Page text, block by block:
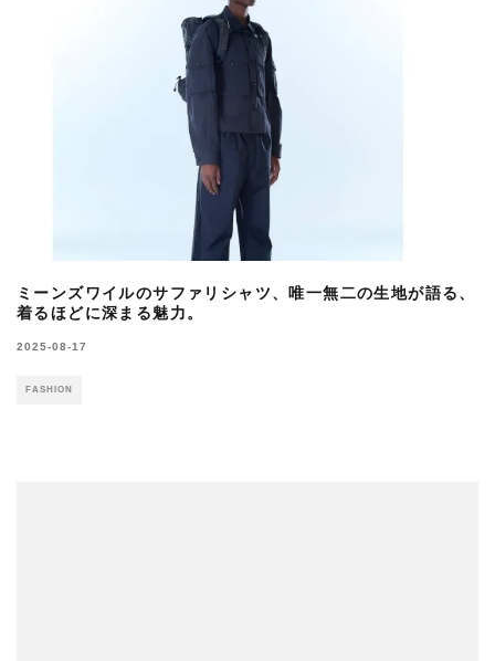
ミーンズワイルのサファリシャツ、唯一無二の生地が語る、
着るほどに深まる魅力。
2025-08-17
FASHION